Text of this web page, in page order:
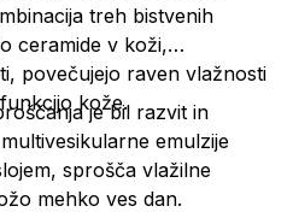
treh bistvenih
ceramide v koži,
povečujejo raven vlažnosti
kože.
je bil razvit in
emulzije
sprošča vlažilne
mehko ves dan.